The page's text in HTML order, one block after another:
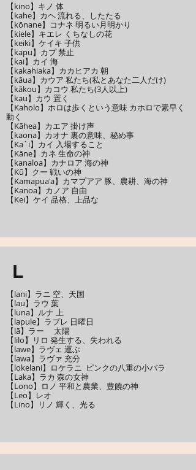
【kino】キノ 体
【kahe】カヘ 流れる、したたる
​【kōnane】コナネ 明るい月明かり
【kiele】キエレ くちなしの花
【keiki】ケイキ 子供
【kapu】カプ 禁止
【kai】カイ 海
【kakahiaka】カカヒアカ 朝
【kāua】カウア 私たち(私とあなた二人だけ)
【kākou】カコウ 私たち(3人以上)
【kau】カウ 置く
【Kaholo】ホロは歩くという意味 カホロで素早く
動く
【Kāhea】カエア 掛け声
【kaona】カオナ 裏の意味、秘め事
【Ka`i】カイ 入場すること
【Kāne】カネ 生命の神
【kanaloa】カナロア 海の神
【Kū】クー 戦いの神
【Kamapua'a】カマプアア 豚、農耕、海の神
【Kanoa】カノア 自由
【Kei】ケイ 品格、上品な
L
【lani】ラニ 空、天国
【lau】ラウ 葉
【luna】ルナ 上
【lapule】ラプレ 日曜日
【lā】ラー 太陽
【lilo】リロ 発生する、失われる
【lawe】ラヴェ 運ぶ
【lawa】ラヴァ 充分
【lokelani】ロケラニ ピンクの八重の小バラ
【Laka】ラカ 森の女神
【Lono】ロノ 平和と農業、豊饒の神
【Leo】レオ
【Lino】リノ 輝く、光る